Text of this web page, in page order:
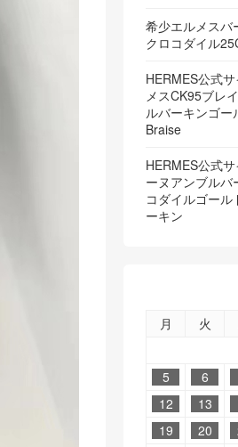
希少エルメスバ
クロコダイル
HERMES公式
メスCK95ブレ
ルバーキンゴ
Braise
HERMES公式
ーヌアンブルバ
コダイルゴー
ーキン
月 火
5
6
12
13
19
20